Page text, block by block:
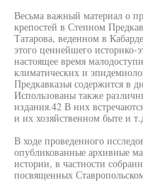
Весьма важный материал о
крепостей в Степном
Татарова, веденном в
этого ценнейшего историко-
настоящее время
климатических и
Предкавказья содержится в
Использованы также
издания.42 В них
и их хозяйственном быте и
В ходе проведенного
опубликованные архивные
истории, в частности
посвященных